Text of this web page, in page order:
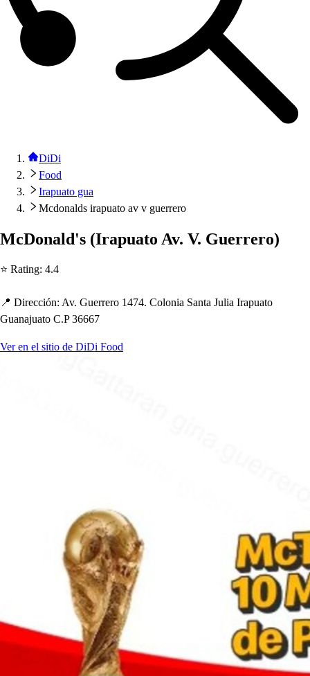
DiDi
Food
Irapuato gua
Mcdonalds irapuato av v guerrero
McDonald's (Irapuato Av. V. Guerrero)
⭐ Rating: 4.4
📍 Dirección: Av. Guerrero 1474. Colonia Santa Julia Irapuato
Guanajuato C.P 36667
Ver en el sitio de DiDi Food